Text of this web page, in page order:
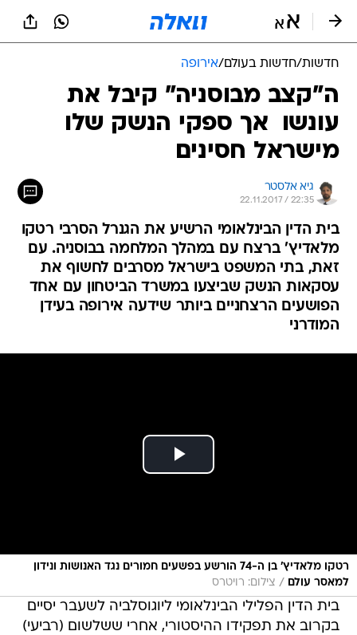
חדשות/חדשות בעולם/אירופה
ה"קצב מבוסניה" קיבל את
עונשו  אך ספקי הנשק שלו
מישראל חסינים
גיא אלסטר
22.11.2017 / 22:35
בית הדין הבינלאומי הרשיע את הגנרל הסרבי רטקו
מלאדיץ' ברצח עם במהלך המלחמה בבוסניה. עם
זאת, בתי המשפט בישראל מסרבים לחשוף את
עסקאות הנשק שביצעו במשרד הביטחון עם אחד
הפושעים הרצחניים ביותר שידעה אירופה בעידן
המודרני
רטקו מלאדיץ' בן ה-74 הורשע בפשעים חמורים נגד האנושות ונידון
למאסר עולם
/ צילום: רויטרס
בית הדין הפלילי הבינלאומי ליוגוסלביה לשעבר יסיים
בקרוב את תפקידו ההיסטורי, אחרי ששלשום (רביעי)